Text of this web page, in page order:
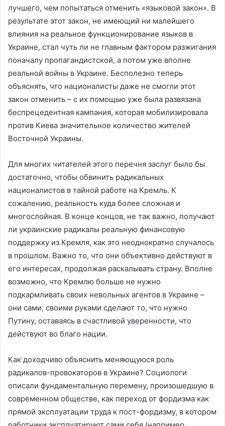
лучшего, чем попытаться отменить «языковой закон». В
результате этот закон, не имеющий ни малейшего
влияния на реальное функционирование языков в
Украине, стал чуть ли не главным фактором разжигания
поначалу пропагандистской, а потом уже вполне
реальной войны в Украине. Бесполезно теперь
объяснять, что националисты даже не смогли этот
закон отменить – с их помощью уже была развязана
беспрецедентная кампания, которая мобилизировала
против Киева значительное количество жителей
Восточной Украины.
Для многих читателей этого перечня заслуг было бы
достаточно, чтобы обвинить радикальных
националистов в тайной работе на Кремль. К
сожалению, реальность куда более сложная и
многослойная. В конце концов, не так важно, получают
ли украинские радикалы реальную финансовую
поддержку из Кремля, как это неоднократно случалось
в прошлом. Важно то, что они объективно действуют в
его интересах, продолжая раскалывать страну. Вполне
возможно, что Кремлю больше не нужно
подкармливать своих невольных агентов в Украине –
они сами, своими руками сделают то, что нужно
Путину, оставаясь в счастливой уверенности, что
действуют во благо нации.
Как доходчиво объяснить меняющуюся роль
радикалов-провокаторов в Украине? Социологи
описали фундаментальную перемену, произошедшую в
современном обществе, как переход от фордизма как
прямой эксплуатации труда к пост-фордизму, в котором